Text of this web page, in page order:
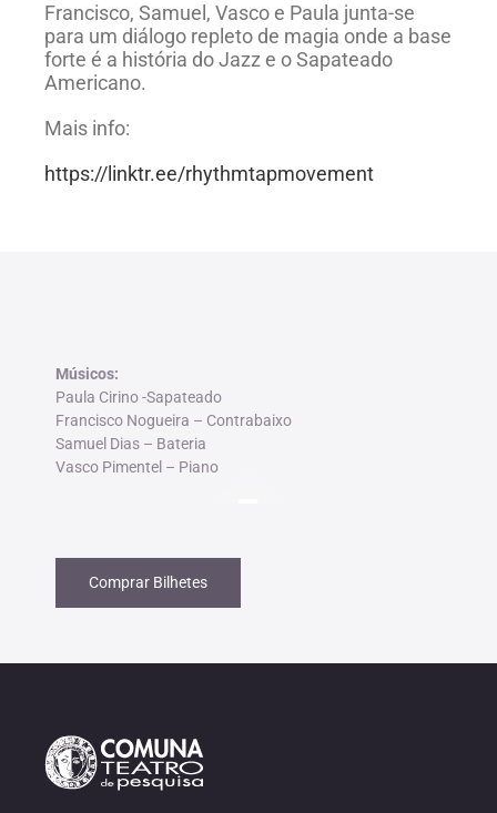
Francisco, Samuel, Vasco e Paula junta-se
para um diálogo repleto de magia onde a base
forte é a história do Jazz e o Sapateado
Americano.
Mais info:
https://linktr.ee/rhythmtapmovement
Músicos:
Paula Cirino -Sapateado
Francisco Nogueira – Contrabaixo
Samuel Dias – Bateria
Vasco Pimentel – Piano
Comprar Bilhetes